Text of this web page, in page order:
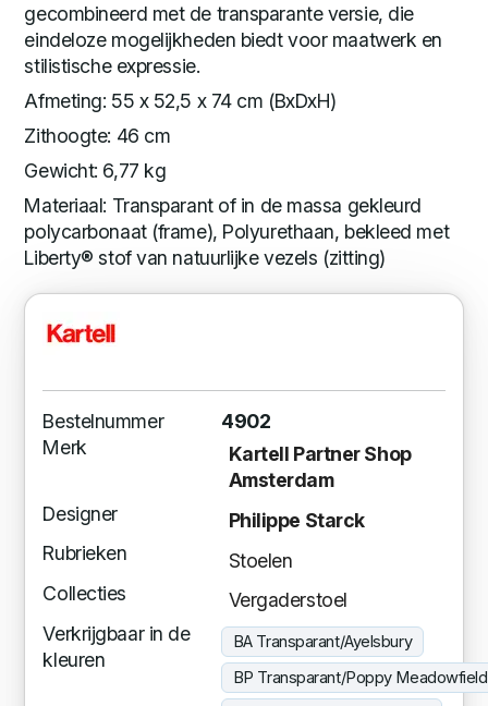
gecombineerd met de transparante versie, die
eindeloze mogelijkheden biedt voor maatwerk en
stilistische expressie.
Afmeting: 55 x 52,5 x 74 cm (BxDxH)
Zithoogte: 46 cm
Gewicht: 6,77 kg
Materiaal: Transparant of in de massa gekleurd
polycarbonaat (frame), Polyurethaan, bekleed met
Liberty® stof van natuurlijke vezels (zitting)
Bestelnummer
4902
Merk
Kartell Partner Shop
Amsterdam
Designer
Philippe Starck
Rubrieken
Stoelen
Collecties
Vergaderstoel
Verkrijgbaar in de
kleuren
BA Transparant/Ayelsbury
BP Transparant/Poppy Meadowfield